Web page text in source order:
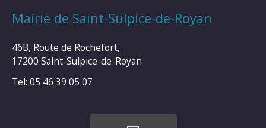
Mairie de Saint-Sulpice-de-Royan
46B, Route de Rochefort,
17200 Saint-Sulpice-de-Royan
Tel: 05 46 39 05 07